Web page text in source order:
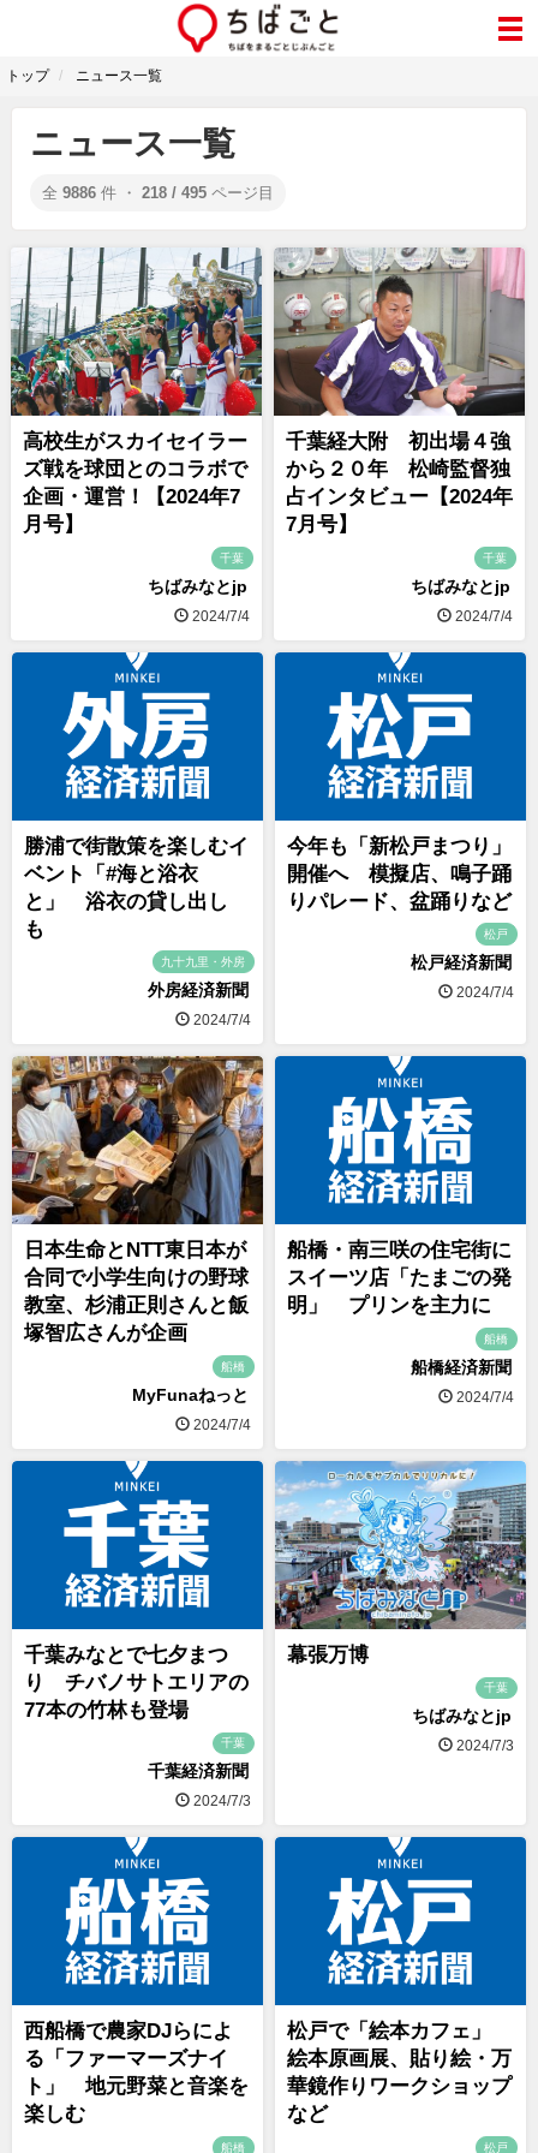
トップ ニュース一覧
ニュース一覧
全 9886 件 ・ 218 / 495 ページ目
高校生がスカイセイラー
ズ戦を球団とのコラボで
企画・運営！【2024年7
月号】
千葉
ちばみなとjp
2024/7/4
千葉経大附 初出場４強
から２０年 松崎監督独
占インタビュー【2024年
7月号】
千葉
ちばみなとjp
2024/7/4
勝浦で街散策を楽しむイ
ベント「#海と浴衣
と」 浴衣の貸し出し
も
九十九里・外房
外房経済新聞
2024/7/4
今年も「新松戸まつり」
開催へ 模擬店、鳴子踊
りパレード、盆踊りなど
松戸
松戸経済新聞
2024/7/4
日本生命とNTT東日本が
合同で小学生向けの野球
教室、杉浦正則さんと飯
塚智広さんが企画
船橋
MyFunaねっと
2024/7/4
船橋・南三咲の住宅街に
スイーツ店「たまごの発
明」 プリンを主力に
船橋
船橋経済新聞
2024/7/4
千葉みなとで七夕まつ
り チバノサトエリアの
77本の竹林も登場
千葉
千葉経済新聞
2024/7/3
幕張万博
千葉
ちばみなとjp
2024/7/3
西船橋で農家DJらによ
る「ファーマーズナイ
ト」 地元野菜と音楽を
楽しむ
船橋
松戸で「絵本カフェ」
絵本原画展、貼り絵・万
華鏡作りワークショップ
など
松戸